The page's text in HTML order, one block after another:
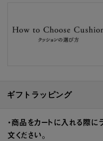
ギフトラッピング
・商品をカートに入れる際に
文ください。